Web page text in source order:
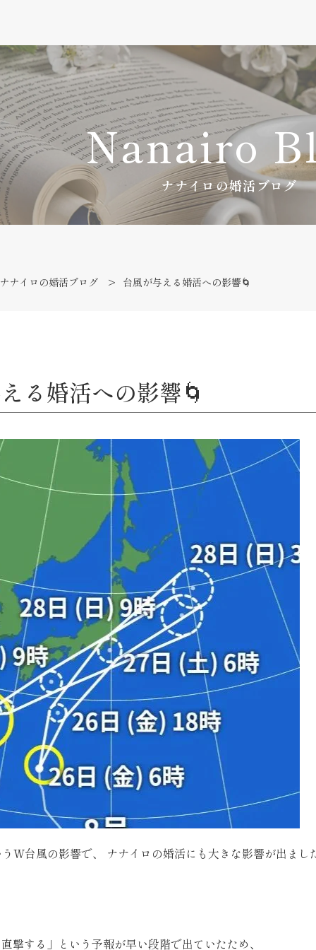
Nanairo
ナナイロの婚活ブログ
ナナイロの婚活ブログ 台風が与える婚活への影響🌀
る婚活への影響🌀
W台風の影響で、 ナナイロの婚活にも大きな影響が出まし
撃する」という予報が早い段階で出ていたため、